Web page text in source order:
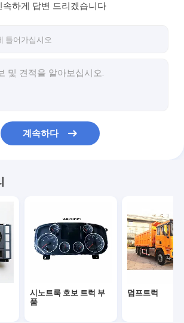
부품
품
속하게 답변 드리겠습니다
계속하다
시노트룩 호보 트럭 부
품
덤프트럭